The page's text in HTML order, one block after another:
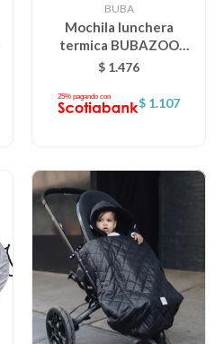
BUBA
Mochila lunchera
termica BUBAZOO
BUBA - Jirafa
$ 1.476
$ 1.107